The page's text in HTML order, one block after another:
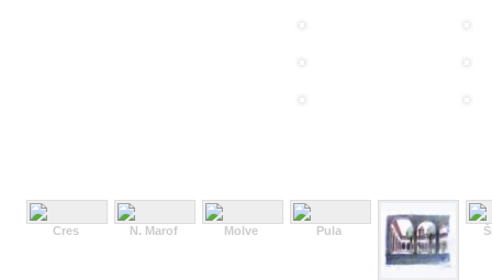
Cres N. Marof Molve Pula